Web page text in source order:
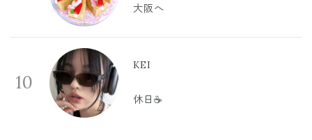
大阪へ
10
KEI
休日☕️